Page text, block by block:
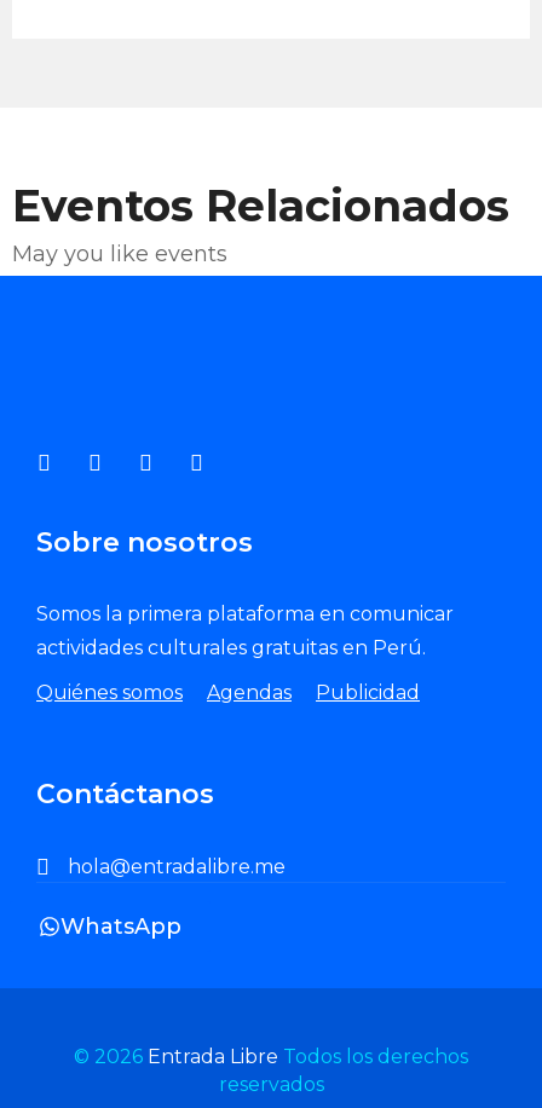
Eventos Relacionados
May you like events
Sobre nosotros
Somos la primera plataforma en comunicar
actividades culturales gratuitas en Perú.
Quiénes somos
Agendas Publicidad
Contáctanos
hola@entradalibre.me
WhatsApp
© 2026 Entrada Libre Todos los derechos
reservados